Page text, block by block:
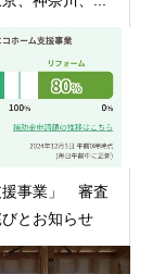
援事業」 審査
とお知らせ